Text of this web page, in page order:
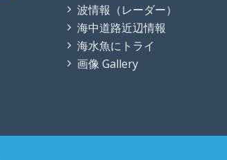
波情報（レーダー）
海中道路近辺情報
海水魚にトライ
画像 Gallery